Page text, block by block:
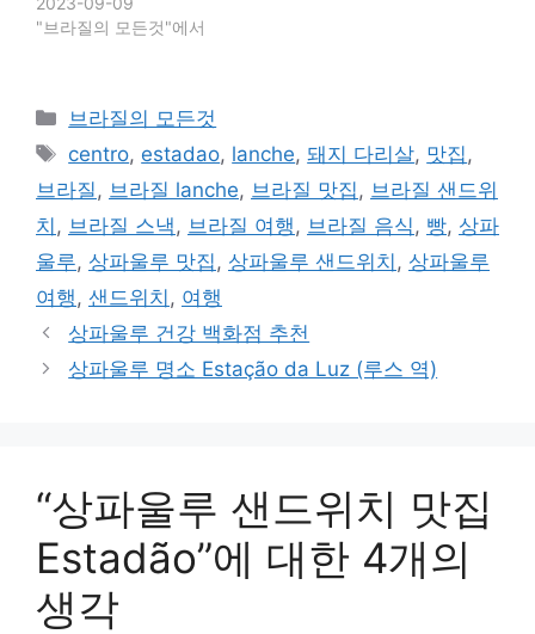
"브라질의 모든것"에서
카
리
브라질의 모든것
태
그
centro, estadao, lanche,돼지 다리살, 맛집 ,
브라질 , 브라질 lanche, 브라질 맛집 , 브라질 샌드위
치 , 브라질 스낵 , 브라질 여행 , 브라질 음식 , 빵, 상파
울루, 상파울루 맛집 , 상파울루 샌드위치 , 상파울루
여행 , 샌드위치 , 여행
상파울루 건강 백화점 추천
상파울루 명소 Estação da Luz (루스 역)
“상파울루 샌드위치 맛집
Estadão”에 대한 4개의
생각